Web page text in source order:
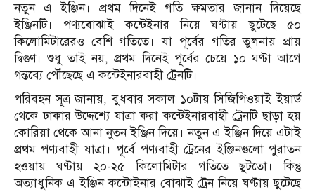
নতুন এ ইঞ্জিন। প্রথম দিনেই গতি ক্ষমতার জানান দিয়েছে
ইঞ্জিনটি। পণ্যবোঝাই কন্টেইনার নিয়ে ঘণ্টায় ছুটেছে ৫০
কিলোমিটারেরও বেশি গতিতে। যা পূর্বের গতির তুলনায় প্রায়
দ্বিগুণ। শুধু তাই নয়, প্রথম দিনেই পূর্বের চেয়ে ১০ ঘণ্টা আগে
গন্তব্যে পৌঁছেছে এ কন্টেইনারবাহী ট্রেনটি।
পরিবহন সূত্র জানায়, বুধবার সকাল ১০টায় সিজিপিওয়াই ইয়ার্ড
থেকে ঢাকার উদ্দেশ্যে যাত্রা করা কন্টেইনারবাহী ট্রেনটি ছাড়া হয়
কোরিয়া থেকে আনা নুতন ইঞ্জিন দিয়ে। নতুন এ ইঞ্জিন দিয়ে এটাই
প্রথম পণ্যবাহী যাত্রা। পূর্বে পণ্যবাহী ট্রেনের ইঞ্জিনগুলো পুরাতন
হওয়ায় ঘণ্টায় ২০-২৫ কিলোমিটার গতিতে ছুটতো। কিন্তু
অত্যাধুনিক এ ইঞ্জিন কন্টোইনার বোঝাই ট্রেন নিয়ে ঘণ্টায় ছুটেছে